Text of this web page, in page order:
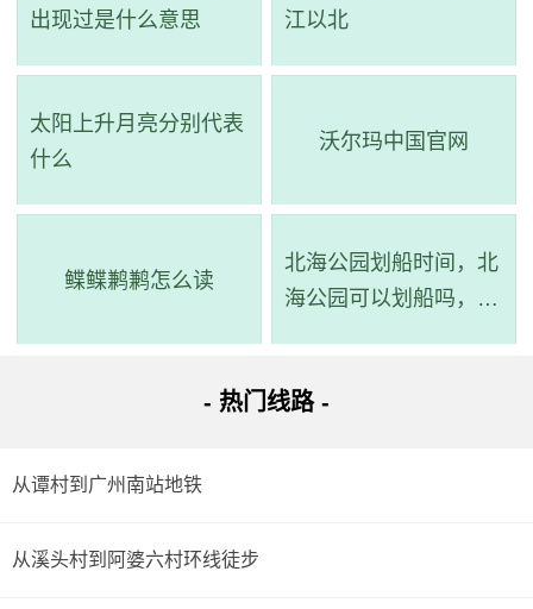
路线简介：起点 ->步行-> 37路（杨箕村站 至 珠影(地铁
详细路线：从起点到步行281米；杨箕村站乘37路(赤沙
总站(广东财经大学)方向)经过4站到珠影(地铁客村站)站；同
纽总站方向)经过12站到广外站；步行643米到达目的地。
路线五：全程18.1公里，耗时1小时21分钟，换乘1次。
路线简介：起点 ->步行->517路（锦城花园(四五八医院)
城北站）->步行 -> 到达。
详细路线：从起点到步行522米；锦城花园(四五八医院)
出现过是什么意思
江以北
太阳上升月亮分别代表
什么
沃尔玛中国官网
鲽鲽鹣鹣怎么读
北海公园划船时间，北
海公园可以划船吗，北
- 热门线路 -
从谭村到广州南站地铁
从溪头村到阿婆六村环线徒步